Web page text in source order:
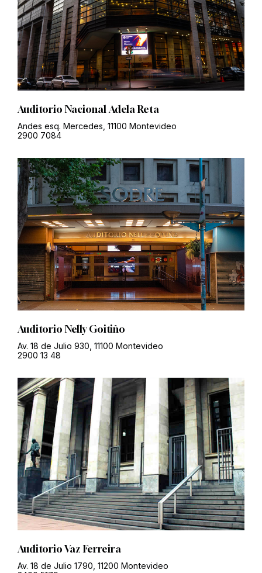
Auditorio Nacional Adela Reta
Andes esq. Mercedes, 11100 Montevideo
2900 7084
Auditorio Nelly Goitiño
Av. 18 de Julio 930, 11100 Montevideo
2900 13 48
Auditorio Vaz Ferreira
Av. 18 de Julio 1790, 11200 Montevideo